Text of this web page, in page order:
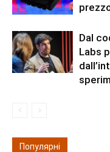
Dal
Labs
Популярні